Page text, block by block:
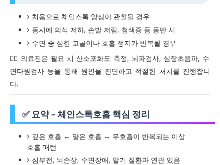
처음으로 체인스톡 양상이 관찰될 경우
동시에 의식 저하, 손발 저림, 청색증 등 동반 시
수면 중 심한 코골이나 호흡 정지가 반복될 경우
👨‍⚕️ 의료진은 필요 시 산소포화도 측정, 뇌파검사, 심장초음파, 수
면다원검사 등을 통해 원인을 진단하고 적절한 처치를 진행합니
다.
✅ 요약 – 체인스톡호흡 핵심 정리
깊은 호흡 ↔ 얕은 호흡 ↔ 무호흡이 반복되는 이상
호흡 패턴
심부전, 뇌손상, 수면장애, 말기 질환과 연관 있음